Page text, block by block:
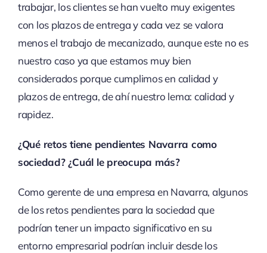
trabajar, los clientes se han vuelto muy exigentes
con los plazos de entrega y cada vez se valora
menos el trabajo de mecanizado, aunque este no es
nuestro caso ya que estamos muy bien
considerados porque cumplimos en calidad y
plazos de entrega, de ahí nuestro lema: calidad y
rapidez.
¿Qué retos tiene pendientes Navarra como
sociedad? ¿Cuál le preocupa más?
Como gerente de una empresa en Navarra, algunos
de los retos pendientes para la sociedad que
podrían tener un impacto significativo en su
entorno empresarial podrían incluir desde los